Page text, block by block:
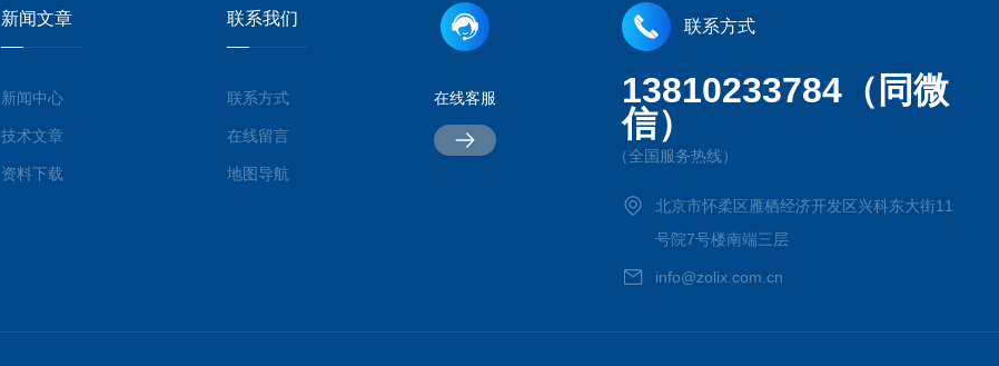
新闻文章
新闻中心
技术文章
资料下载
联系我们
联系方式
在线留言
地图导航
在线客服
联系方式
13810233784（同微
信）
（全国服务热线）
北京市怀柔区雁栖经济开发区兴科东大街11
号院7号楼南端三层
info@zolix.com.cn